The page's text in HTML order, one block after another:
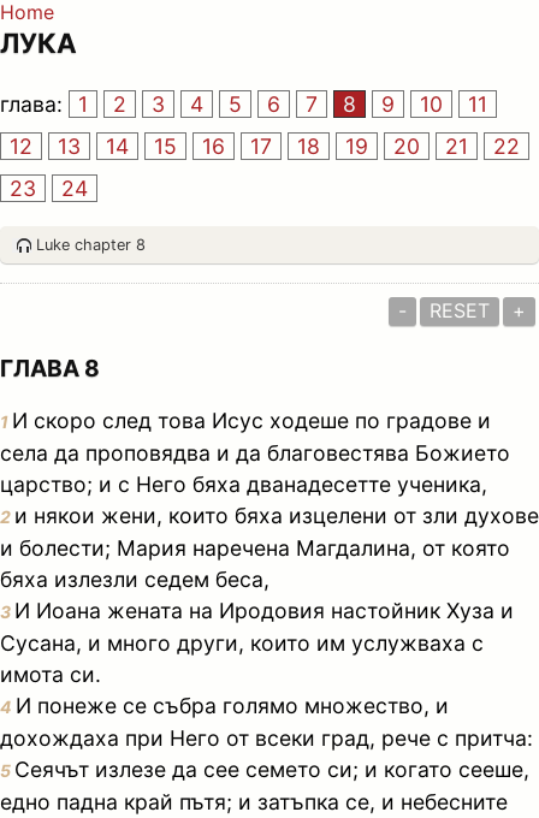
Home
ЛУКА
глава: 1 2 3 4 5 6 7 8 9 10
11
12
13 14 15 16 17 18 19 20 21
22
23
24
Luke chapter 8
- RESET +
ГЛАВА 8
1 И скоро след това Исус ходеше по градове и
села да проповядва и да благовестява Божието
царство; и с Него бяха дванадесетте ученика,
2 и някои жени, които бяха изцелени от зли духове
и болести; Мария наречена Магдалина, от която
бяха излезли седем беса,
3 И Иоана жената на Иродовия настойник Хуза и
Сусана, и много други, които им услужваха с
имота си.
4 И понеже се събра голямо множество, и
дохождаха при Него от всеки град, рече с притча:
5 Сеячът излезе да сее семето си; и когато сееше,
едно падна край пътя; и затъпка се, и небесните